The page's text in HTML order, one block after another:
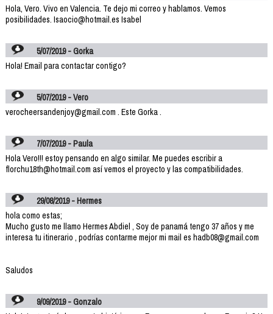
Hola, Vero. Vivo en Valencia. Te dejo mi correo y hablamos. Vemos
posibilidades. Isaocio@hotmail.es Isabel
5/07/2019 - Gorka
Hola! Email para contactar contigo?
5/07/2019 - Vero
verocheersandenjoy@gmail.com . Este Gorka .
7/07/2019 - Paula
Hola Vero!!! estoy pensando en algo similar. Me puedes escribir a
florchu18th@hotmail.com así vemos el proyecto y las compatibilidades.
29/08/2019 - Hermes
hola como estas;
Mucho gusto me llamo Hermes Abdiel , Soy de panamá tengo 37 años y me
interesa tu itinerario , podrías contarme mejor mi mail es hadb08@gmail.com
Saludos
9/09/2019 - Gonzalo